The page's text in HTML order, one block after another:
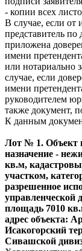
- копии всех
В случае, если от
представитель по
приложена
имени
или нотариально
случае, если
имени
руководителем
также документ,
К данным
Лот № 1. Объект
назначение -
кв.м,
участком,
разрешенное
управленческой
площадь 7010
адрес объекта:
Исакогорский
Сивашской